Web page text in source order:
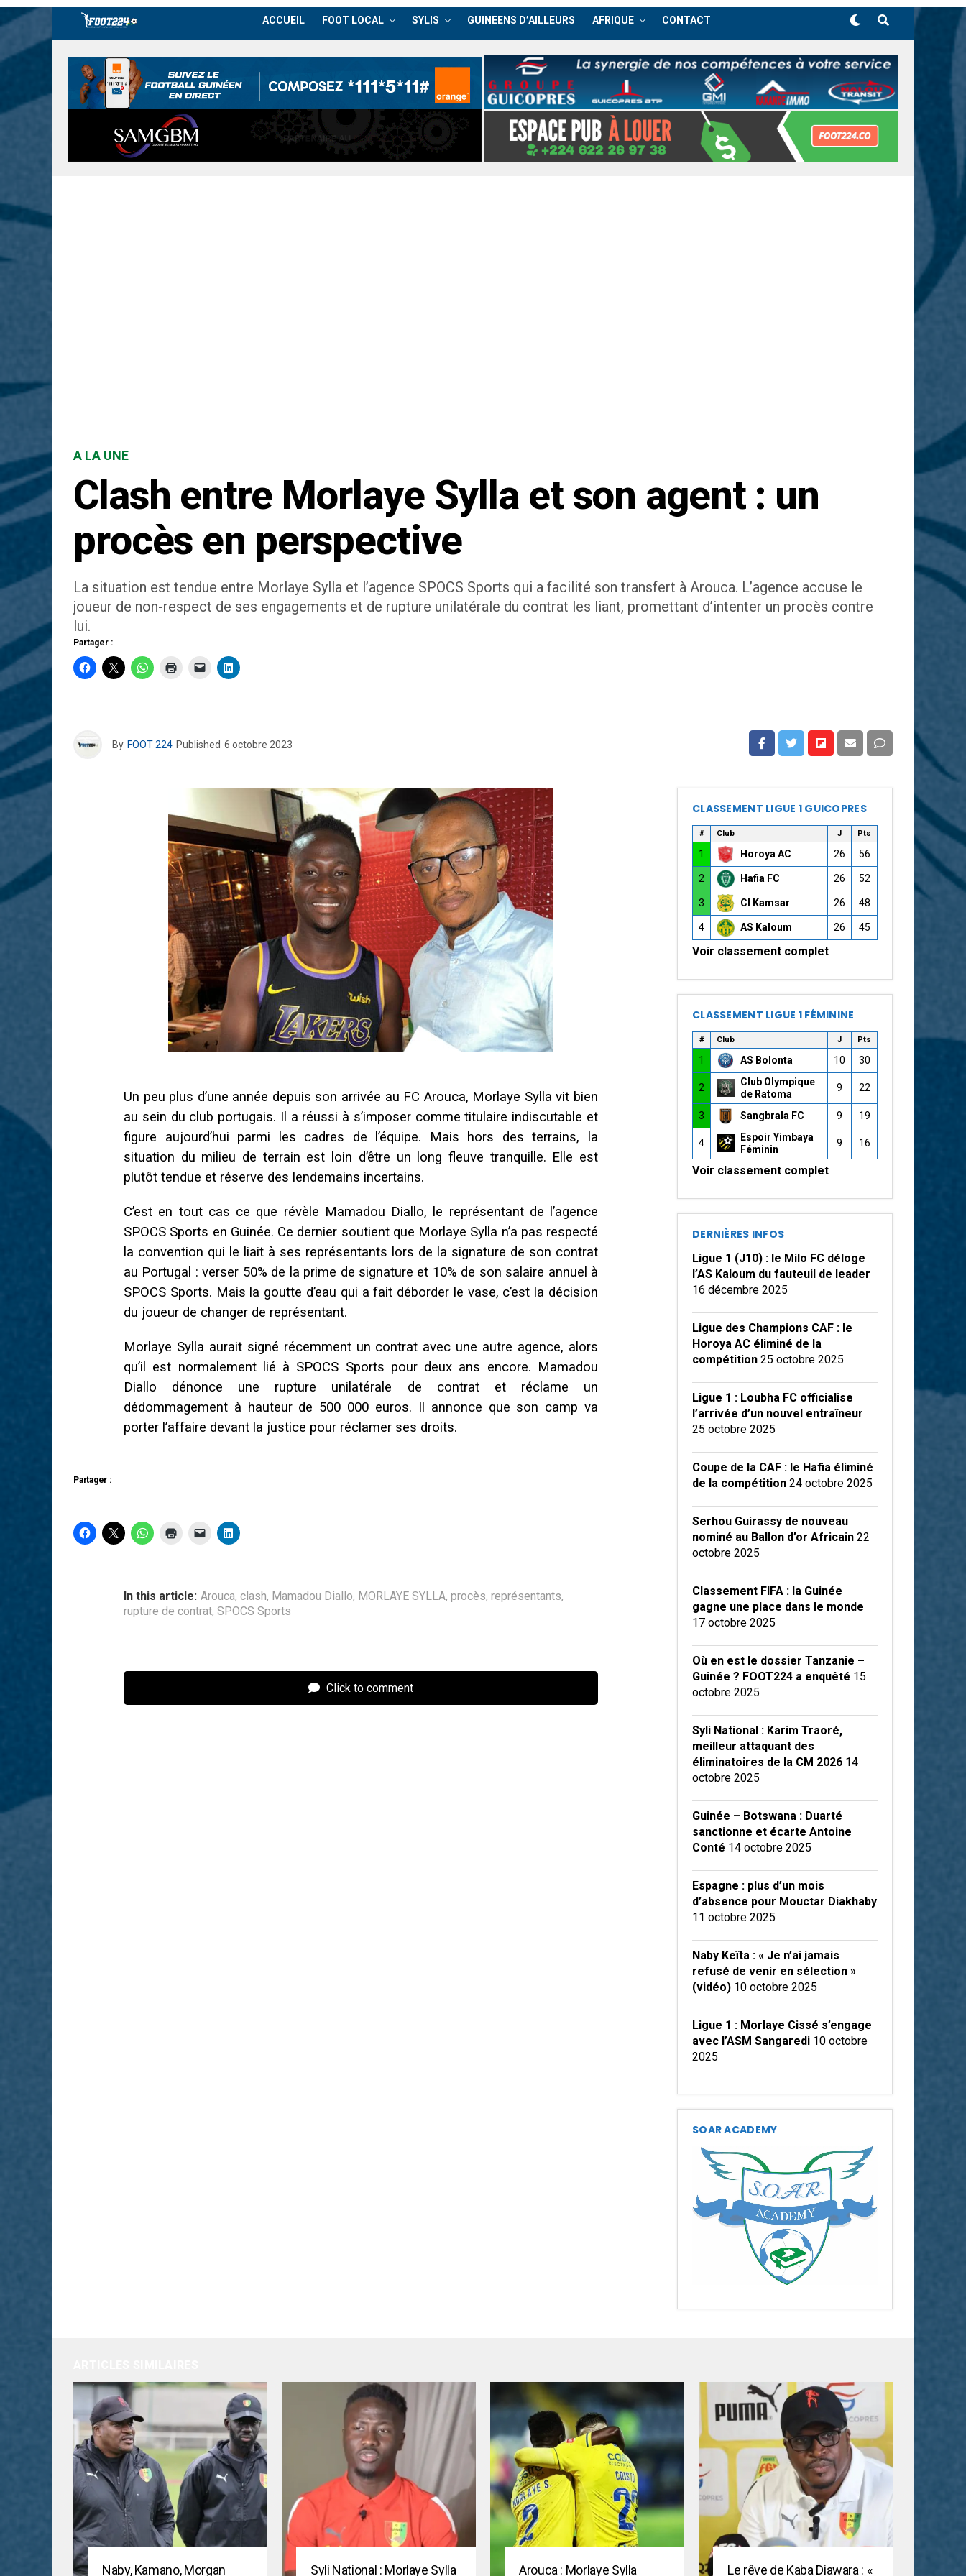
ACCUEIL FOOT LOCAL SYLIS GUINEENS D’AILLEURS AFRIQUE CONTACT
A LA UNE
Clash entre Morlaye Sylla et son agent : un
procès en perspective
La situation est tendue entre Morlaye Sylla et l’agence SPOCS Sports qui a facilité son transfert à Arouca. L’agence accuse le
joueur de non-respect de ses engagements et de rupture unilatérale du contrat les liant, promettant d’intenter un procès contre
lui.
Partager :
By FOOT 224 Published 6 octobre 2023
Un peu plus d’une année depuis son arrivée au FC Arouca, Morlaye Sylla vit bien
au sein du club portugais. Il a réussi à s’imposer comme titulaire indiscutable et
figure aujourd’hui parmi les cadres de l’équipe. Mais hors des terrains, la
situation du milieu de terrain est loin d’être un long fleuve tranquille. Elle est
plutôt tendue et réserve des lendemains incertains.
C’est en tout cas ce que révèle Mamadou Diallo, le représentant de l’agence
SPOCS Sports en Guinée. Ce dernier soutient que Morlaye Sylla n’a pas respecté
la convention qui le liait à ses représentants lors de la signature de son contrat
au Portugal : verser 50% de la prime de signature et 10% de son salaire annuel à
SPOCS Sports. Mais la goutte d’eau qui a fait déborder le vase, c’est la décision
du joueur de changer de représentant.
Morlaye Sylla aurait signé récemment un contrat avec une autre agence, alors
qu’il est normalement lié à SPOCS Sports pour deux ans encore. Mamadou
Diallo dénonce une rupture unilatérale de contrat et réclame un
dédommagement à hauteur de 500 000 euros. Il annonce que son camp va
porter l’affaire devant la justice pour réclamer ses droits.
Partager :
In this article: Arouca, clash, Mamadou Diallo, MORLAYE SYLLA, procès, représentants,
rupture de contrat, SPOCS Sports
Click to comment
CLASSEMENT LIGUE 1 GUICOPRES
# Club J Pts
1 Horoya AC 26 56
2 Hafia FC 26 52
3 CI Kamsar 26 48
4 AS Kaloum 26 45
Voir classement complet
CLASSEMENT LIGUE 1 FÉMININE
# Club J Pts
1 AS Bolonta 10 30
2
Club Olympique
de Ratoma
9 22
3 Sangbrala FC 9 19
4
Espoir Yimbaya
Féminin
9 16
Voir classement complet
DERNIÈRES INFOS
Ligue 1 (J10) : le Milo FC déloge
l’AS Kaloum du fauteuil de leader
16 décembre 2025
Ligue des Champions CAF : le
Horoya AC éliminé de la
compétition 25 octobre 2025
Ligue 1 : Loubha FC officialise
l’arrivée d’un nouvel entraîneur
25 octobre 2025
Coupe de la CAF : le Hafia éliminé
de la compétition 24 octobre 2025
Serhou Guirassy de nouveau
nominé au Ballon d’or Africain 22
octobre 2025
Classement FIFA : la Guinée
gagne une place dans le monde
17 octobre 2025
Où en est le dossier Tanzanie –
Guinée ? FOOT224 a enquêté 15
octobre 2025
Syli National : Karim Traoré,
meilleur attaquant des
éliminatoires de la CM 2026 14
octobre 2025
Guinée – Botswana : Duarté
sanctionne et écarte Antoine
Conté 14 octobre 2025
Espagne : plus d’un mois
d’absence pour Mouctar Diakhaby
11 octobre 2025
Naby Keïta : « Je n’ai jamais
refusé de venir en sélection »
(vidéo) 10 octobre 2025
Ligue 1 : Morlaye Cissé s’engage
avec l’ASM Sangaredi 10 octobre
2025
SOAR ACADEMY
Naby, Kamano, Morgan Syli National : Morlaye Sylla Arouca : Morlaye Sylla Le rêve de Kaba Diawara : «